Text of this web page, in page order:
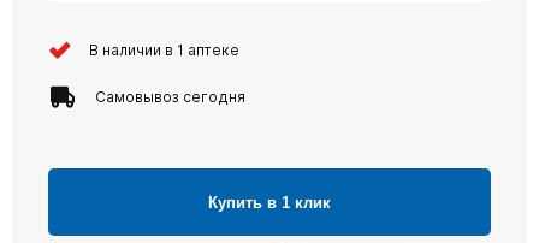
В наличии в 1 аптеке
Самовывоз сегодня
Купить в 1 клик